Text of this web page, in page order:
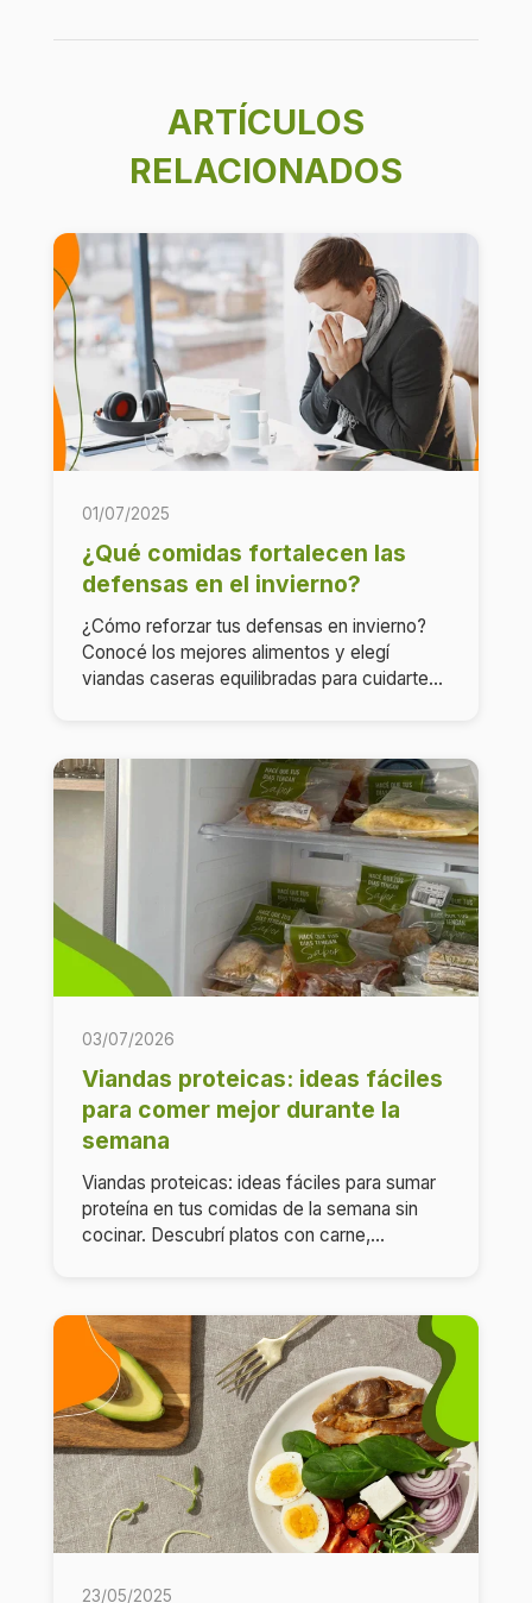
ARTÍCULOS
RELACIONADOS
01/07/2025
¿Qué comidas fortalecen las
defensas en el invierno?
¿Cómo reforzar tus defensas en invierno?
Conocé los mejores alimentos y elegí
viandas caseras equilibradas para cuidarte...
03/07/2026
Viandas proteicas: ideas fáciles
para comer mejor durante la
semana
Viandas proteicas: ideas fáciles para sumar
proteína en tus comidas de la semana sin
cocinar. Descubrí platos con carne,...
23/05/2025